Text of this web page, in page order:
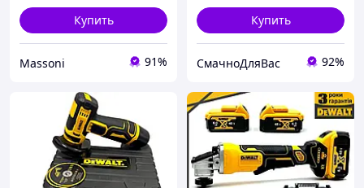
Купить
Massoni 91%
Купить
СмачноДляВас 92%